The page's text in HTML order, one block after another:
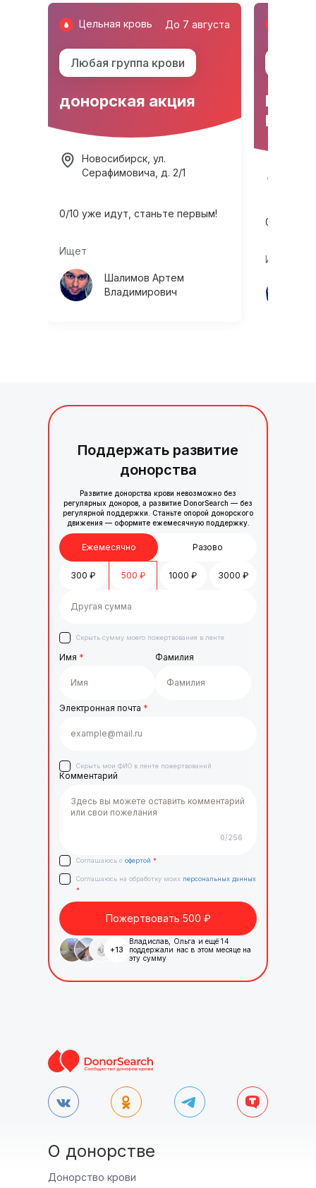
Цельная кровь До 7 августа
Любая группа крови
донорская акция
Новосибирск, ул.
Серафимовича, д. 2/1
0/10 уже идут , станьте первым!
Ищет
Шалимов Артем
Владимирович
0
Ищет
Поддержать развитие
донорства
Развитие донорства крови невозможно без
регулярных доноров, а развитие DonorSearch — без
регулярной поддержки. Станьте опорой донорского
движения — оформите ежемесячную поддержку.
Ежемесячно Разово
300 ₽ 500 ₽ 1000 ₽ 3000 ₽
Скрыть сумму моего пожертвования в ленте
Имя * Фамилия
Электронная почта *
Скрыть мои ФИО в ленте пожертвований
Комментарий
0/256
Соглашаюсь с офертой *
Соглашаюсь на обработку моих персональных данных
*
Пожертвовать 500 ₽
+13
Владислав Ольга и ещё14
поддержали нас в этом месяце на
эту сумму
О донорстве
Донорство крови